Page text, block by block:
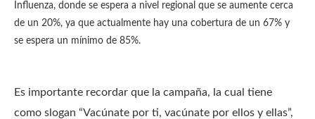
Influenza, donde se espera a nivel regional que se aumente cerca
de un 20%, ya que actualmente hay una cobertura de un 67% y
se espera un mínimo de 85%.
Es importante recordar que la campaña, la cual tiene
como slogan “Vacúnate por ti, vacúnate por ellos y ellas”,